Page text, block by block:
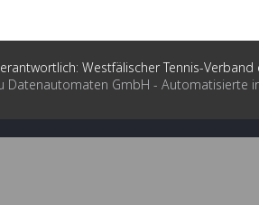
Westfälischer Tennis-Verband
Datenautomaten GmbH - Automatisierte